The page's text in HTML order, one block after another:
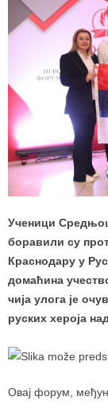
Ученици
боравили су
Краснодару у
домаћина
чија улога је
руских хероја
Овај форум,